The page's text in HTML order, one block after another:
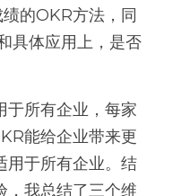
的OKR方法，同
具体应用上，是否
于所有企业，每家
能给企业带来更
用于所有企业。结
，我总结了三个维